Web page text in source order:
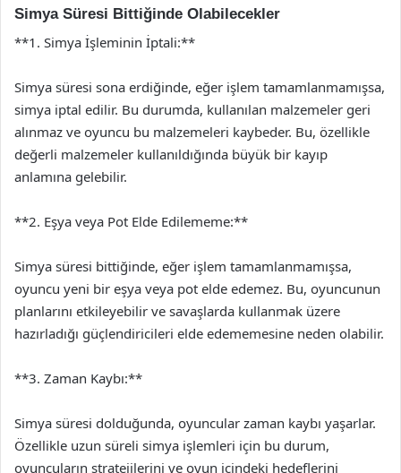
Simya Süresi Bittiğinde Olabilecekler
**1. Simya İşleminin İptali:**
Simya süresi sona erdiğinde, eğer işlem tamamlanmamışsa,
simya iptal edilir. Bu durumda, kullanılan malzemeler geri
alınmaz ve oyuncu bu malzemeleri kaybeder. Bu, özellikle
değerli malzemeler kullanıldığında büyük bir kayıp
anlamına gelebilir.
**2. Eşya veya Pot Elde Edilememe:**
Simya süresi bittiğinde, eğer işlem tamamlanmamışsa,
oyuncu yeni bir eşya veya pot elde edemez. Bu, oyuncunun
planlarını etkileyebilir ve savaşlarda kullanmak üzere
hazırladığı güçlendiricileri elde edememesine neden olabilir.
**3. Zaman Kaybı:**
Simya süresi dolduğunda, oyuncular zaman kaybı yaşarlar.
Özellikle uzun süreli simya işlemleri için bu durum,
oyuncuların stratejilerini ve oyun içindeki hedeflerini